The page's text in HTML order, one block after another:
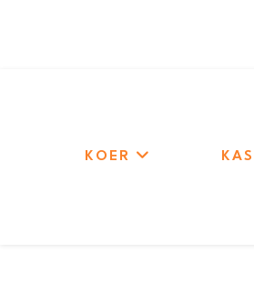
KOER